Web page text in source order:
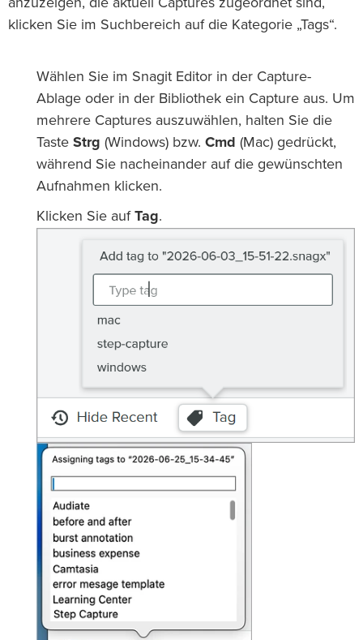
anzuzeigen, die aktuell Captures zugeordnet sind,
klicken Sie im Suchbereich auf die Kategorie „Tags“.
Wählen Sie im Snagit Editor in der Capture-
Ablage oder in der Bibliothek ein Capture aus. Um
mehrere Captures auszuwählen, halten Sie die
Taste Strg (Windows) bzw. Cmd (Mac) gedrückt,
während Sie nacheinander auf die gewünschten
Aufnahmen klicken.
Klicken Sie auf Tag.